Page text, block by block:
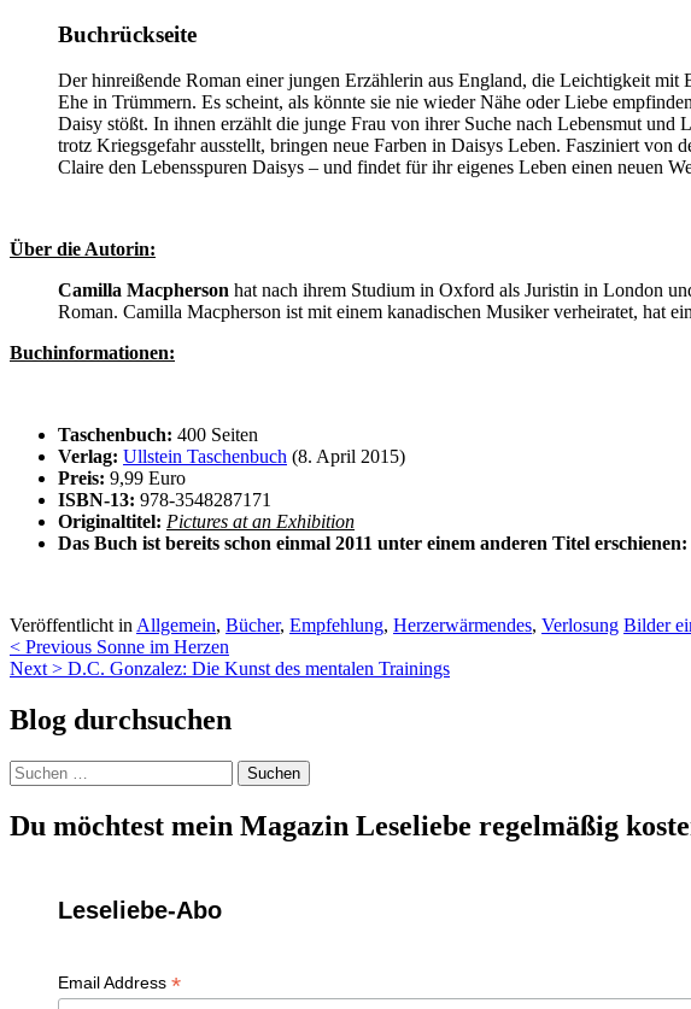
Buchrückseite
Der hinreißende Roman einer jungen Erzählerin aus England, die Leichtigkeit mit
Ehe in Trümmern. Es scheint, als könnte sie nie wieder Nähe oder Liebe
Daisy stößt. In ihnen erzählt die junge Frau von ihrer Suche nach Lebensmut
trotz Kriegsgefahr ausstellt, bringen neue Farben in Daisys Leben. Fasziniert
Claire den Lebensspuren Daisys – und findet für ihr eigenes Leben einen neuen
Über die Autorin:
Camilla Macpherson hat nach ihrem Studium in Oxford als Juristin in London
Roman. Camilla Macpherson ist mit einem kanadischen Musiker verheiratet, hat
Buchinformationen:
Taschenbuch: 400 Seiten
Verlag: Ullstein Taschenbuch (8. April 2015)
Preis: 9,99 Euro
ISBN-13: 978-3548287171
Originaltitel: Pictures at an Exhibition
Das Buch ist bereits schon einmal 2011 unter einem anderen Titel erschienen:
Veröffentlicht inAllgemein, Bücher, Empfehlung, Herzerwärmendes, Verlosung Bilder
Beitragsnavigation
< Previous Sonne im Herzen
Next > D.C. Gonzalez: Die Kunst des mentalen Trainings
Blog durchsuchen
Suchen
nach:
Du möchtest mein Magazin Leseliebe regelmäßig
Leseliebe-Abo
Email Address *